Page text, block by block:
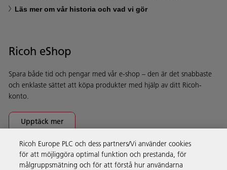
Läs mer om vår historia och vad vi gör
Ricoh eShop
Spara både tid och pengar med vår e-shop – den är det snabbaste
och enklaste sättet att köpa produkter med hjälp av ditt Ricoh-
konto.
Upptäck mer
Företagslösningar
Ricoh Europe PLC och dess partners/Vi använder cookies
för att möjliggöra optimal funktion och prestanda, för
målgruppsmätning och för att förstå hur användarna